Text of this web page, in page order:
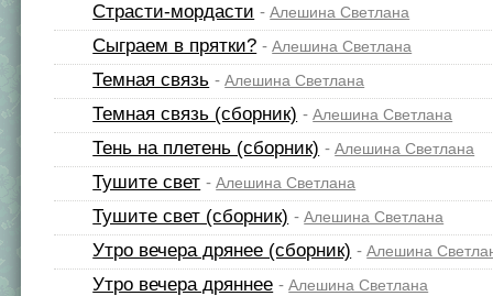
Страсти-мордасти -Алешина Светлана
Сыграем в прятки? -Алешина Светлана
Темная связь -Алешина Светлана
Темная связь (сборник) -Алешина Светлана
Тень на плетень (сборник) -Алешина Светлана
Тушите свет -Алешина Светлана
Тушите свет (сборник) -Алешина Светлана
Утро вечера дрянее (сборник) -Алешина
Утро вечера дряннее -Алешина Светлана